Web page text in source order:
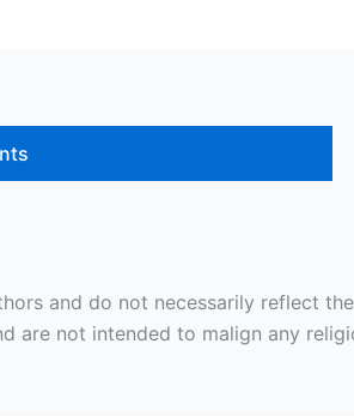
and do not necessarily reflect
are not intended to malign any